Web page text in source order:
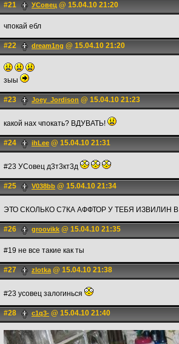
#21 УСовец @ 15.04.10 21:20
чпокай ебл
#22 dream1ng @ 15.04.10 21:20
зыы
#23 Joey_Jordison @ 15.04.10 21:23
какой нах чпокать? ВДУВАТЬ!
#24 ihLee @ 15.04.10 21:31
#23 УСовец д3т3кт3д
#25 V038bb @ 15.04.10 21:34
ЭТО СКОЛЬКО С7КА АФФТОР У ТЕБЯ ИЗВИЛИН
#26 groovikk @ 15.04.10 21:35
#19 не все такие как ты
#27 zlotka@ 15.04.10 21:38
#23 усовец залогинься
#28 c1q3- @ 15.04.10 21:40